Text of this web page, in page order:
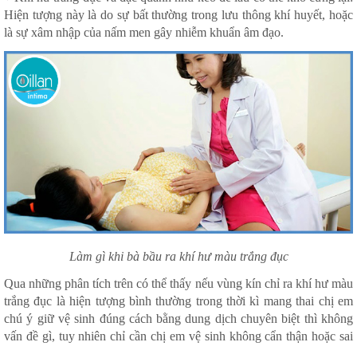
Hiện tượng này là do sự bất thường trong lưu thông khí huyết, hoặc
là sự xâm nhập của nấm men gây nhiễm khuẩn âm đạo.
Làm gì khi bà bầu ra khí hư màu trắng đục
Qua những phân tích trên có thể thấy nếu vùng kín chỉ ra khí hư màu
trắng đục là hiện tượng bình thường trong thời kì mang thai chị em
chú ý giữ vệ sinh đúng cách bằng dung dịch chuyên biệt thì không
vấn đề gì, tuy nhiên chỉ cần chị em vệ sinh không cẩn thận hoặc sai